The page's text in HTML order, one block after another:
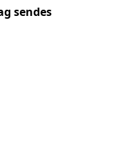
sendes